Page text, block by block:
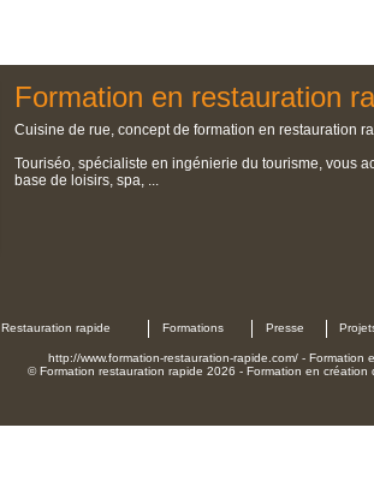
Formation en restauration
Cuisine de rue, concept de formation en restauration
Touriséo, spécialiste en ingénierie du tourisme, vous
base de loisirs, spa, ...
Restauration rapide Formations Presse
http://www.formation-restauration-rapide.com/ -
© Formation restauration rapide 2026 - Formation en